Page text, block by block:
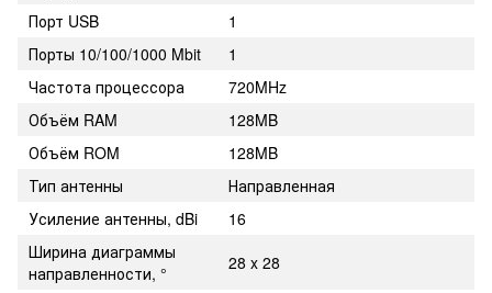
Порт USB
1
Порты 10/100/1000 Mbit
1
Частота процессора
720MHz
Объём RAM
128MB
Объём ROM
128MB
Тип антенны
Направленная
Усиление антенны, dBi
16
Ширина диаграммы
направленности, °
28 x 28